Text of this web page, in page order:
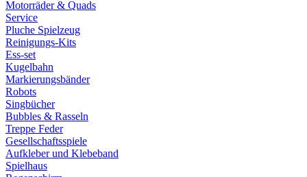
Motorräder & Quads
Service
Pluche Spielzeug
Reinigungs-Kits
Ess-set
Kugelbahn
Markierungsbänder
Robots
Singbücher
Bubbles & Rasseln
Treppe Feder
Gesellschaftsspiele
Aufkleber und Klebeband
Spielhaus